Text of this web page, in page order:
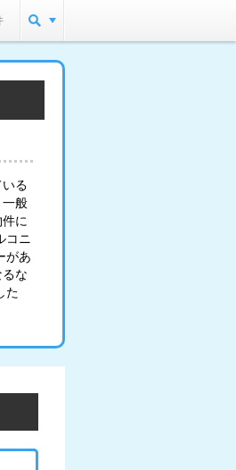
る
一般
に
コニ
があ
な
た